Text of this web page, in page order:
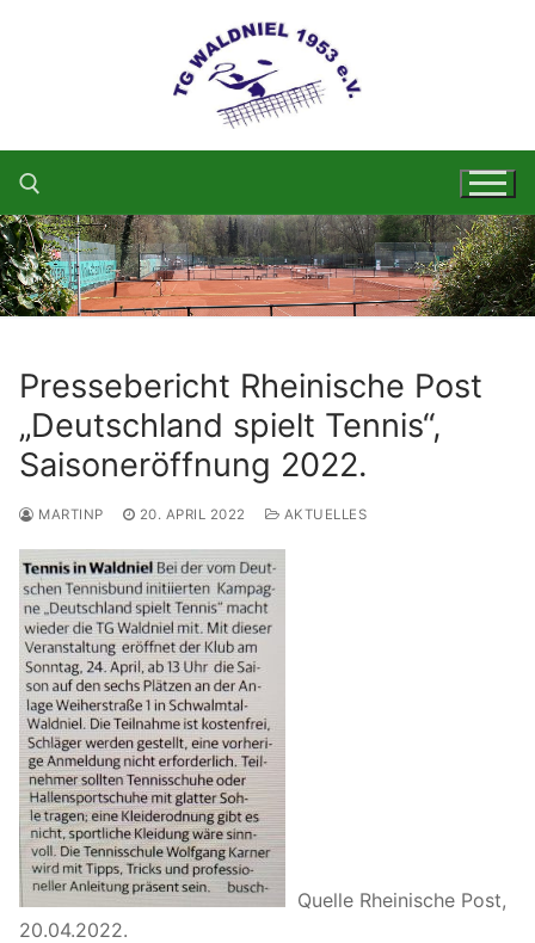
Suchen nach:
Pressebericht Rheinische Post
„Deutschland spielt Tennis“,
Saisoneröffnung 2022.
MARTINP 20. APRIL 2022 AKTUELLES
Quelle Rheinische Post,
20.04.2022.